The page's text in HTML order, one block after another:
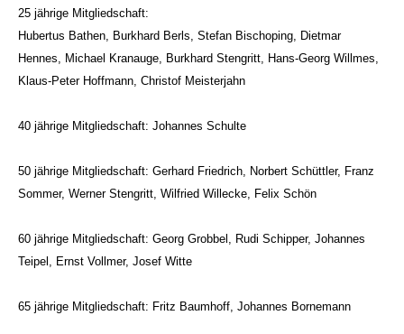
25 jährige Mitgliedschaft:
Hubertus Bathen, Burkhard Berls, Stefan Bischoping, Dietmar
Hennes, Michael Kranauge, Burkhard Stengritt, Hans-Georg Willmes,
Klaus-Peter Hoffmann, Christof Meisterjahn
40 jährige Mitgliedschaft: Johannes Schulte
50 jährige Mitgliedschaft: Gerhard Friedrich, Norbert Schüttler, Franz
Sommer, Werner Stengritt, Wilfried Willecke, Felix Schön
60 jährige Mitgliedschaft: Georg Grobbel, Rudi Schipper, Johannes
Teipel, Ernst Vollmer, Josef Witte
65 jährige Mitgliedschaft: Fritz Baumhoff, Johannes Bornemann